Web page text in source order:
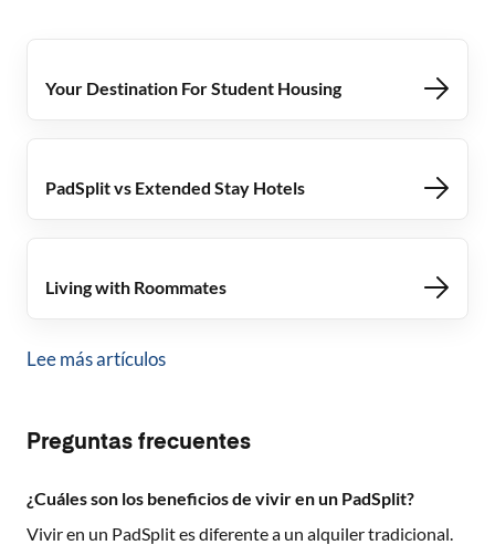
Your Destination For Student Housing
PadSplit vs Extended Stay Hotels
Living with Roommates
Lee más artículos
Preguntas frecuentes
¿Cuáles son los beneficios de vivir en un PadSplit?
Vivir en un PadSplit es diferente a un alquiler tradicional.